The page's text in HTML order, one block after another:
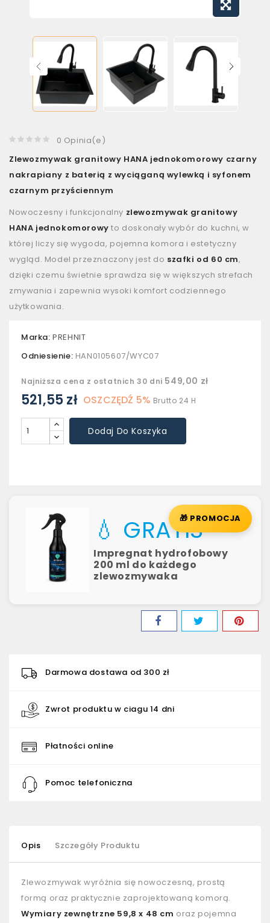
0 Opinia(e)
Zlewozmywak granitowy HANA jednokomorowy czarny
nakrapiany z baterią z wyciąganą wylewką i syfonem
czarnym przyściennym
Nowoczesny i funkcjonalny zlewozmywak granitowy
HANA jednokomorowy to doskonały wybór do kuchni, w
której liczy się wygoda, pojemna komora i estetyczny
wygląd. Model przeznaczony jest do szafki od 60 cm,
dzięki czemu świetnie sprawdza się w większych strefach
zmywania i zapewnia wysoki komfort codziennego
użytkowania.
Marka: PREHNIT
Odniesienie: HAN0105607/WYC07
Najniższa cena z ostatnich 30 dni 549,00 zł
521,55 zł OSZCZĘDŹ 5% Brutto 24 H
Dodaj Do Koszyka
🎁 PROMOCJA
💧 GRATIS
Impregnat hydrofobowy
200 ml do każdego
zlewozmywaka
Darmowa dostawa od 300 zł
Zwrot produktu w ciagu 14 dni
Płatności online
Pomoc telefoniczna
Opis Szczegóły Produktu
Zlewozmywak wyróżnia się nowoczesną, prostą
formą oraz praktycznie zaprojektowaną komorą.
Wymiary zewnętrzne 59,8 x 48 cm oraz pojemna